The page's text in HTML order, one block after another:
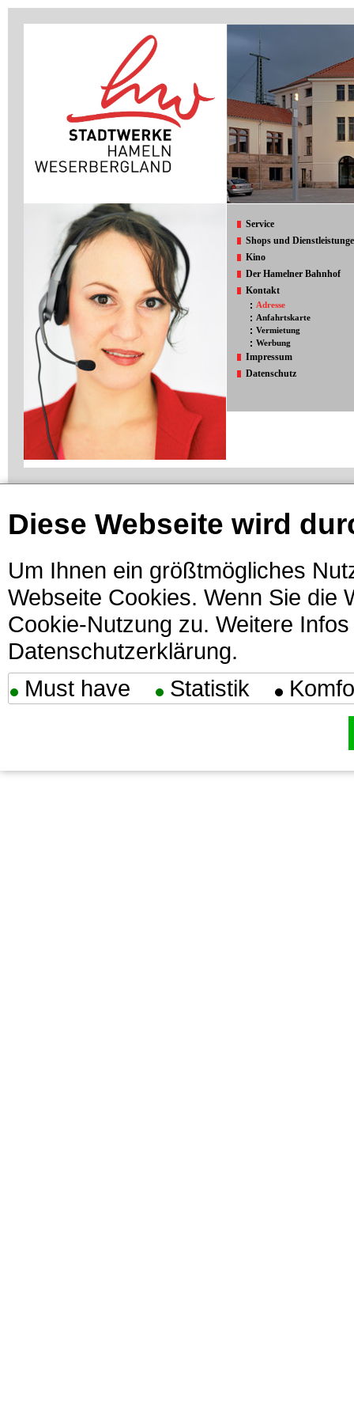
Service
Shops und
Kino
Der Hamelner Bahnhof
Kontakt
Adresse
Anfahrtskarte
Vermietung
Werbung
Impressum
Datenschutz
Diese Webseite wird
Um Ihnen ein größtmögliches
Webseite Cookies. Wenn Sie die
Cookie-Nutzung zu. Weitere
Datenschutzerklärung.
Must have
Statistik